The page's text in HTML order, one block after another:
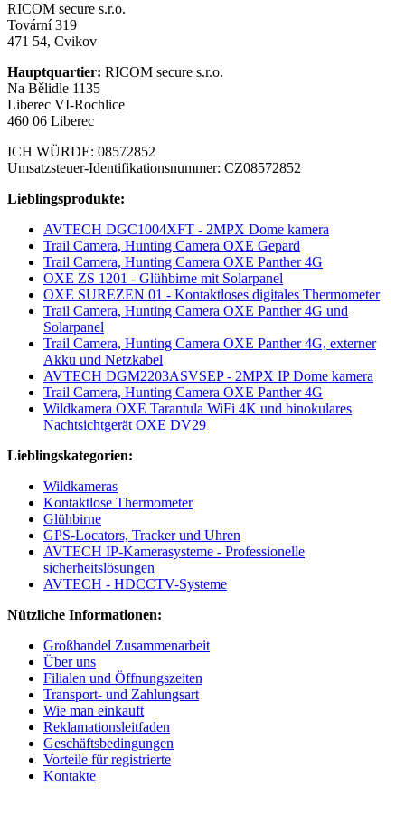
RICOM secure s.r.o.
Tovární 319
471 54, Cvikov
Hauptquartier: RICOM secure s.r.o.
Na Bělidle 1135
Liberec VI-Rochlice
460 06 Liberec
ICH WÜRDE: 08572852
Umsatzsteuer-Identifikationsnummer: CZ08572852
Lieblingsprodukte:
AVTECH DGC1004XFT - 2MPX Dome kamera
Trail Camera, Hunting Camera OXE Gepard
Trail Camera, Hunting Camera OXE Panther 4G
OXE ZS 1201 - Glühbirne mit Solarpanel
OXE SUREZEN 01 - Kontaktloses digitales Thermometer
Trail Camera, Hunting Camera OXE Panther 4G und
Solarpanel
Trail Camera, Hunting Camera OXE Panther 4G, externer
Akku und Netzkabel
AVTECH DGM2203ASVSEP - 2MPX IP Dome kamera
Trail Camera, Hunting Camera OXE Panther 4G
Wildkamera OXE Tarantula WiFi 4K und binokulares
Nachtsichtgerät OXE DV29
Lieblingskategorien:
Wildkameras
Kontaktlose Thermometer
Glühbirne
GPS-Locators, Tracker und Uhren
AVTECH IP-Kamerasysteme - Professionelle
sicherheitslösungen
AVTECH - HDCCTV-Systeme
Nützliche Informationen:
Großhandel Zusammenarbeit
Über uns
Filialen und Öffnungszeiten
Transport- und Zahlungsart
Wie man einkauft
Reklamationsleitfaden
Geschäftsbedingungen
Vorteile für registrierte
Kontakte